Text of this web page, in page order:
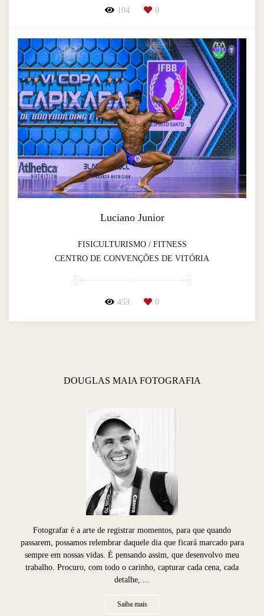
104 0
Luciano Junior
FISICULTURISMO / FITNESS
CENTRO DE CONVENÇÕES DE VITÓRIA
453 0
DOUGLAS MAIA FOTOGRAFIA
Fotografar é a arte de registrar momentos, para que quando
passarem, possamos relembrar daquele dia que ficará marcado para
sempre em nossas vidas. É pensando assim, que desenvolvo meu
trabalho. Procuro, com todo o carinho, capturar cada cena, cada
detalhe, ...
Saiba mais